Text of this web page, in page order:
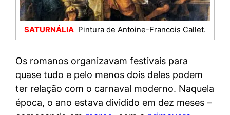
SATURNÁLIA Pintura de Antoine-Francois Callet.
Os romanos organizavam festivais para
quase tudo e pelo menos dois deles podem
ter relação com o carnaval moderno. Naquela
época, o ano estava dividido em dez meses –